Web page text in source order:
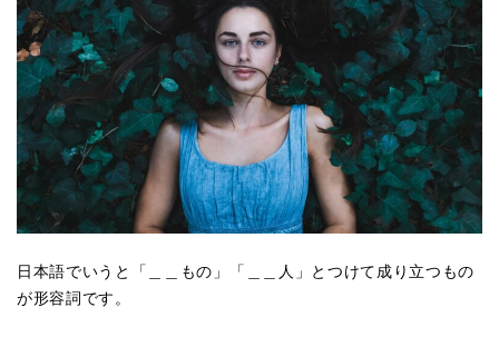
日本語でいうと「＿＿もの」「＿＿人」とつけて成り立つもの
が形容詞です。